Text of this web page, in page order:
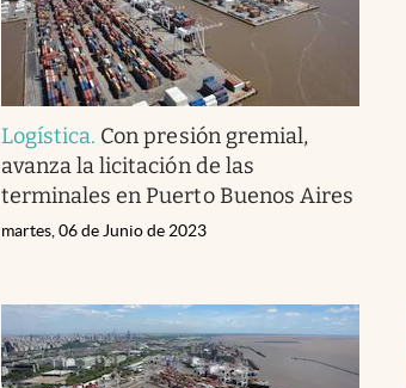
Logística. Con presión gremial,
avanza la licitación de las
terminales en Puerto Buenos Aires
martes, 06 de Junio de 2023